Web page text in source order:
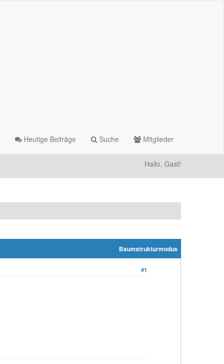
Heutige Beiträge Suche Mitglieder
Hallo, Gast!
Baumstrukturmodus
#1